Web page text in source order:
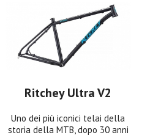
Ritchey Ultra V2
Uno dei più iconici telai della
storia della MTB, dopo 30 anni